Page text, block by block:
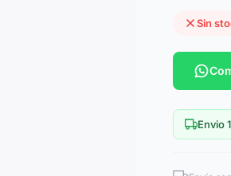
Sin
Envio